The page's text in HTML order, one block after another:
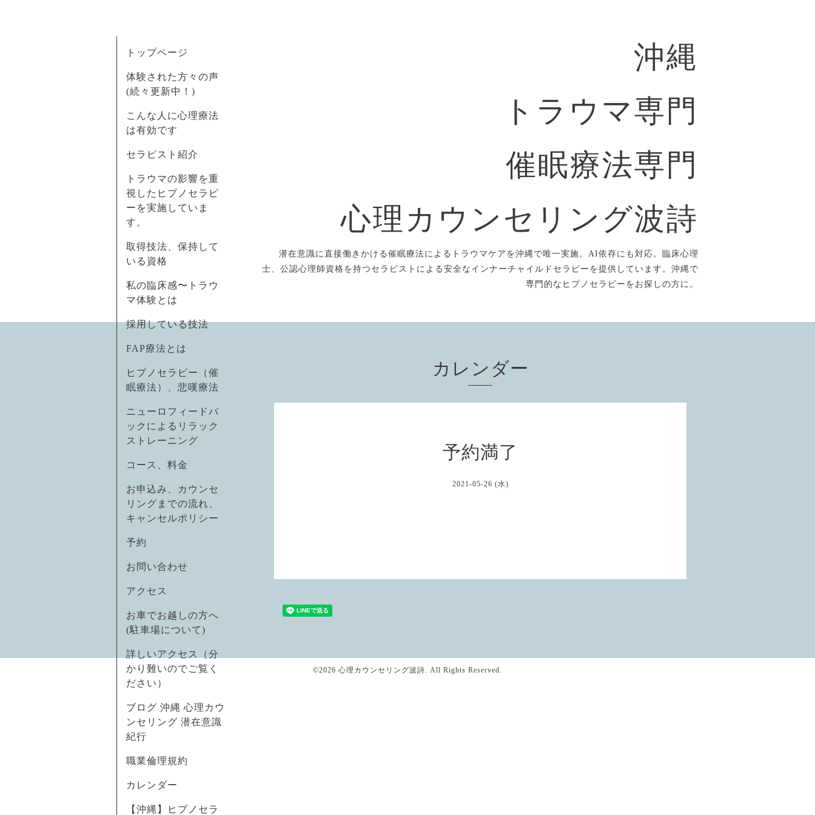
沖縄
トラウマ専門
催眠療法専門
心理カウンセリング波詩
潜在意識に直接働きかける催眠療法によるトラウマケアを沖縄で唯一実施。AI依存にも対応。臨床心理
士、公認心理師資格を持つセラピストによる安全なインナーチャイルドセラピーを提供しています。沖縄で
専門的なヒプノセラピーをお探しの方に。
トップページ
体験された方々の声
(続々更新中！)
こんな人に心理療法
は有効です
セラピスト紹介
トラウマの影響を重
視したヒプノセラピ
ーを実施していま
す。
取得技法、保持して
いる資格
私の臨床感〜トラウ
マ体験とは
採用している技法
FAP療法とは
ヒプノセラピー（催
眠療法）、悲嘆療法
ニューロフィードバ
ックによるリラック
ストレーニング
コース、料金
お申込み、カウンセ
リングまでの流れ、
キャンセルポリシー
予約
お問い合わせ
アクセス
お車でお越しの方へ
(駐車場について)
詳しいアクセス（分
かり難いのでご覧く
ださい）
ブログ 沖縄 心理カウ
ンセリング 潜在意識
紀行
職業倫理規約
カレンダー
【沖縄】ヒプノセラ
カレンダー
予約満了
2021-05-26 (水)
©2026 心理カウンセリング波詩 . All Rights Reserved.